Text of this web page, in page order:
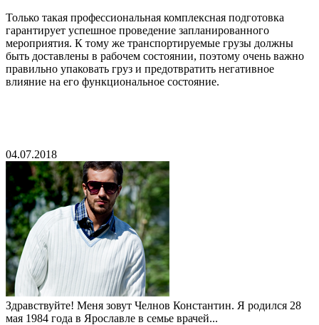
Только такая профессиональная комплексная подготовка
гарантирует успешное проведение запланированного
мероприятия. К тому же транспортируемые грузы должны
быть доставлены в рабочем состоянии, поэтому очень важно
правильно упаковать груз и предотвратить негативное
влияние на его функциональное состояние.
04.07.2018
Здравствуйте! Меня зовут Челнов Константин. Я родился 28
мая 1984 года в Ярославле в семье врачей...